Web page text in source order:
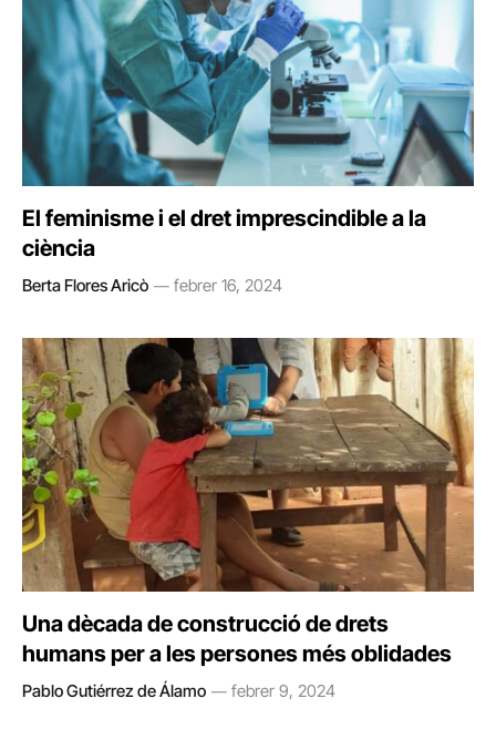
El feminisme i el dret imprescindible a la
ciència
Berta Flores Aricò febrer 16, 2024
Una dècada de construcció de drets
humans per a les persones més oblidades
Pablo Gutiérrez de Álamo febrer 9, 2024